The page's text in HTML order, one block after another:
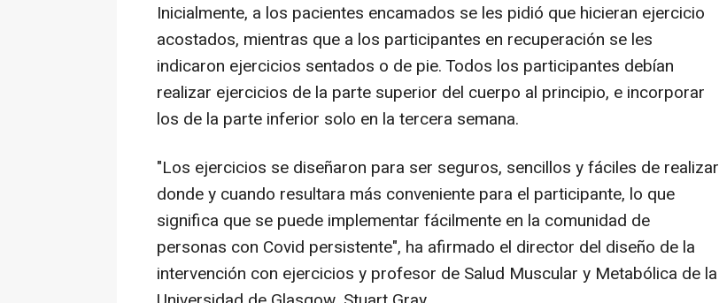
Inicialmente, a los pacientes encamados se les pidió que hicieran ejercicio
acostados, mientras que a los participantes en recuperación se les
indicaron ejercicios sentados o de pie. Todos los participantes debían
realizar ejercicios de la parte superior del cuerpo al principio, e incorporar
los de la parte inferior solo en la tercera semana.
"Los ejercicios se diseñaron para ser seguros, sencillos y fáciles de realizar
donde y cuando resultara más conveniente para el participante, lo que
significa que se puede implementar fácilmente en la comunidad de
personas con Covid persistente", ha afirmado el director del diseño de la
intervención con ejercicios y profesor de Salud Muscular y Metabólica de la